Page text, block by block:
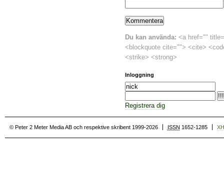
Du kan använda: <a href=""
<blockquote cite=""> <cite>
<strike> <strong>
Inloggning
Registrera dig
© Peter 2 Meter Media AB och respektive skribent 1999-2026 ISSN 1652-1285